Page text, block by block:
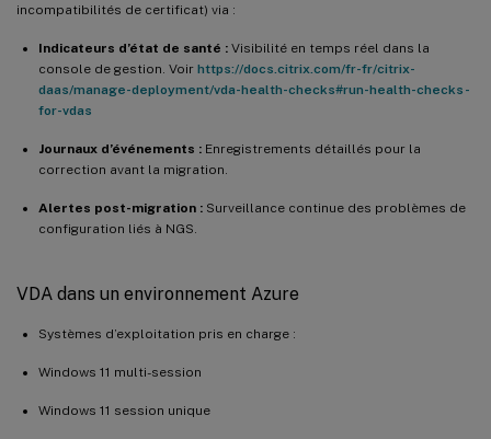
incompatibilités de certificat) via :
Indicateurs d’état de santé : Visibilité en temps réel dans la
console de gestion. Voir https://docs.citrix.com/fr-fr/citrix-
daas/manage-deployment/vda-health-checks#run-health-checks-
for-vdas
Journaux d’événements : Enregistrements détaillés pour la
correction avant la migration.
Alertes post-migration : Surveillance continue des problèmes de
configuration liés à NGS.
VDA dans un environnement Azure
Systèmes d’exploitation pris en charge :
Windows 11 multi-session
Windows 11 session unique